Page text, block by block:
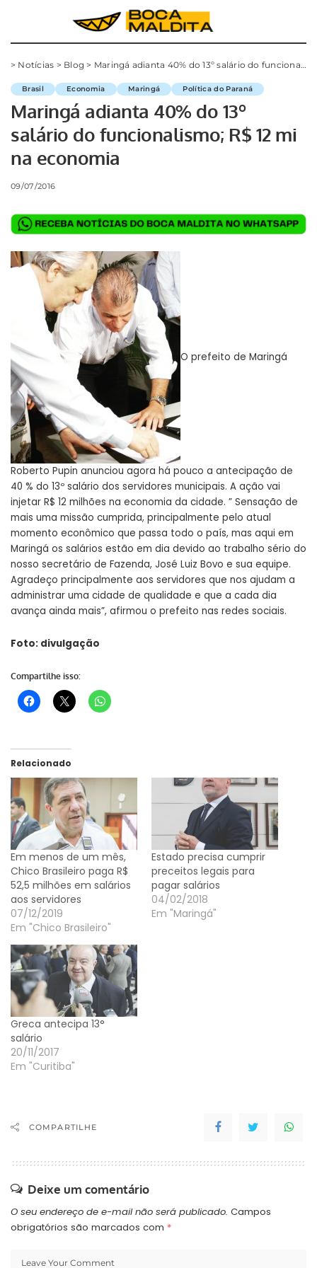
> Notícias > Blog > Maringá adianta 40% do 13º salário do funcionalismo; R$ 12 mi na economia
Brasil Economia Maringá Política do Paraná
Maringá adianta 40% do 13º
salário do funcionalismo; R$ 12 mi
na economia
09/07/2016
O prefeito de Maringá
Roberto Pupin anunciou agora há pouco a antecipação de
40 % do 13º salário dos servidores municipais. A ação vai
injetar R$ 12 milhões na economia da cidade. ” Sensação de
mais uma missão cumprida, principalmente pelo atual
momento econômico que passa todo o país, mas aqui em
Maringá os salários estão em dia devido ao trabalho sério do
nosso secretário de Fazenda, José Luiz Bovo e sua equipe.
Agradeço principalmente aos servidores que nos ajudam a
administrar uma cidade de qualidade e que a cada dia
avança ainda mais”, afirmou o prefeito nas redes sociais.
Foto: divulgação
Compartilhe isso:
Relacionado
Em menos de um mês,
Chico Brasileiro paga R$
52,5 milhões em salários
aos servidores
07/12/2019
Em "Chico Brasileiro"
Estado precisa cumprir
preceitos legais para
pagar salários
04/02/2018
Em "Maringá"
Greca antecipa 13°
salário
20/11/2017
Em "Curitiba"
COMPARTILHE
Deixe um comentário
O seu endereço de e-mail não será publicado. Campos
obrigatórios são marcados com *